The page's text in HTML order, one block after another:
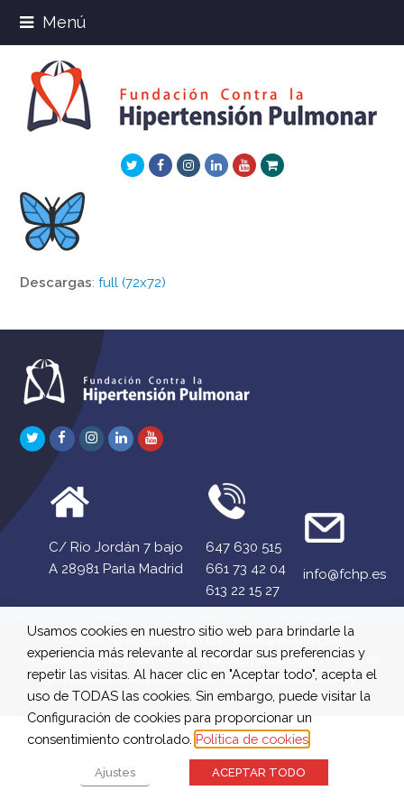
Menú
TwitterFacebookInstagram
LinkedInYoutube
Xing
Descargas:full (72x72)
TwitterFacebook
Instagram
LinkedInYoutube
C/ Río Jordán 7 bajo
A 28981 Parla Madrid
647 630 515
661 73 42 04
613 22 15 27
info@fchp.es
© 2026 Fundación Contra la Hipertensión Pulmonar
Registro de Actividades | Términos legales| Aviso Legal| Política de
privacidad|Política de cookies |Política de devoluciones y
reembolsos
Usamos cookies en nuestro sitio web para brindarle la
experiencia más relevante al recordar sus preferencias y
repetir las visitas. Al hacer clic en "Aceptar todo", acepta el
uso de TODAS las cookies. Sin embargo, puede visitar la
Configuración de cookies para proporcionar un
consentimiento controlado. Política de cookies
Ajustes ACEPTAR TODO